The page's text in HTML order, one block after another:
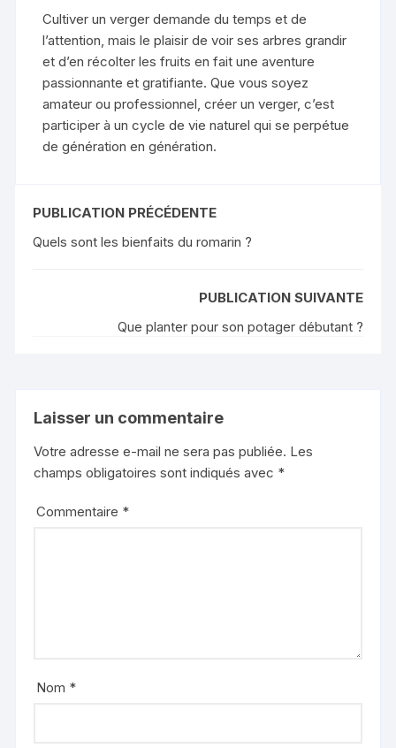
Cultiver un verger demande du temps et de
l’attention, mais le plaisir de voir ses arbres grandir
et d’en récolter les fruits en fait une aventure
passionnante et gratifiante. Que vous soyez
amateur ou professionnel, créer un verger, c’est
participer à un cycle de vie naturel qui se perpétue
de génération en génération.
PUBLICATION PRÉCÉDENTE
Quels sont les bienfaits du romarin ?
PUBLICATION SUIVANTE
Que planter pour son potager débutant ?
Laisser un commentaire
Votre adresse e-mail ne sera pas publiée. Les
champs obligatoires sont indiqués avec *
Commentaire *
Nom *